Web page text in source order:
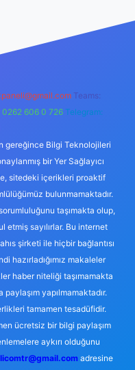
Teams:
0262 606 0 726 Telegram:
gereğince Bilgi Teknolojileri
bir Yer Sağlayıcı
sitedeki içerikleri proaktif
bulunmamaktadır.
taşımakta olup,
sayılırlar. Bu internet
şirketi ile hiçbir bağlantısı
hazırladığımız makaleler
haber niteliği taşımamakta
yapılmamaktadır.
tamamen tesadüfidir.
ücretsiz bir bilgi paylaşım
aykırı olduğunu
adresine